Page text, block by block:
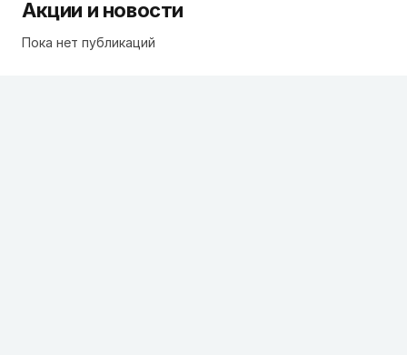
Акции и новости
Пока нет публикаций